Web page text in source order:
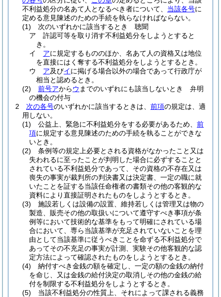
不利益処分の名あて人となるべき者について、 当該各号に
定める意見陳述のための手続を執らなければならない。
(1)
次のいずれかに該当するとき 聴聞
ア
許認可等を取り消す不利益処分をしようとすると
き。
イ
アに規定するもののほか、名あて人の資格又は地位
を直接にはく奪する不利益処分をしようとするとき。
ウ
ア及びイに掲げる場合以外の場合であって行政庁が
相当と認めるとき。
(2)
前号アからウ までのいずれにも該当しないとき 弁明
の機会の付与
2
次の各号のいずれかに該当するときは、 前項の規定は、適
用しない。
(1)
公益上、緊急に不利益処分をする必要があるため、 前
項に規定する意見陳述のための手続を執ることができな
いとき。
(2)
条例等の規定上必要とされる資格がなかったこと又は
失われるに至ったことが判明した場合に必ずすることと
されている不利益処分であって、その資格の不存在又は
喪失の事実が裁判所の判決書又は決定書、一定の職に就
いたことを証する当該任命権者の書類その他の客観的な
資料により直接証明されたものをしようとするとき。
(3)
施設若しくは設備の設置、維持若しくは管理又は物の
製造、販売その他の取扱いについて遵守すべき事項が条
例等において技術的な基準をもって明確にされている場
合において、専ら当該基準が充足されていないことを理
由として当該基準に従うべきことを命ずる不利益処分で
あってその不充足の事実が計測、実験その他客観的な認
定方法によって確認されたものをしようとするとき。
(4)
納付すべき金銭の額を確定し、一定の額の金銭の納付
を命じ、又は金銭の給付決定の取消しその他の金銭の給
付を制限する不利益処分をしようとするとき。
(5)
当該不利益処分の性質上、それによって課される義務